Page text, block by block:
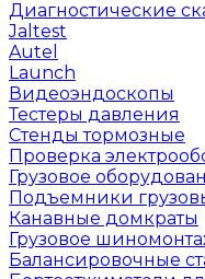
Диагностические
Jaltest
Autel
Launch
Видеоэндоскопы
Тестеры давления
Стенды тормозные
Проверка
Грузовое
Подъемники
Канавные домкраты
Грузовое
Балансировочные